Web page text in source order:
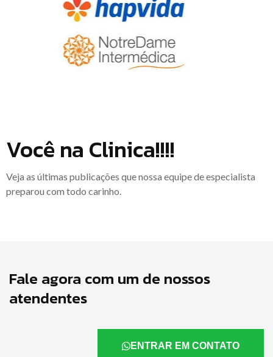
Você na Clinica!!!!
Veja as últimas publicações que nossa equipe de especialista
preparou com todo carinho.
Fale agora com um de nossos
atendentes
ENTRAR EM CONTATO